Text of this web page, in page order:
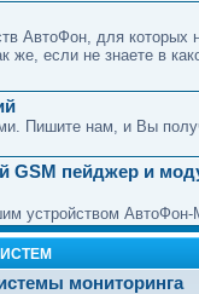
АвтоФон, для которых
же, если не знаете в
Пишите нам, и Вы
GSM пейджер и
устройством
мониторинга